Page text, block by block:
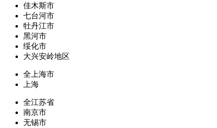
佳木斯市
七台河市
牡丹江市
黑河市
绥化市
大兴安岭地区
全上海市
上海
全江苏省
南京市
无锡市